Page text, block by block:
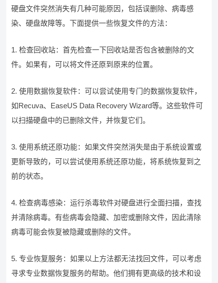
硬盘文件突然消失有几种可能原因，包括误删除、病毒感
染、硬盘故障等。下面提供一些恢复文件的方法：
1. 检查回收站：首先检查一下回收站是否包含被删除的文
件。如果有，可以将文件还原到原来的位置。
2. 使用数据恢复软件：可以尝试使用专门的数据恢复软件，
如Recuva、EaseUS Data Recovery Wizard等。这些软件可
以扫描硬盘中的已删除文件，并恢复它们。
3. 使用系统还原功能：如果文件突然消失是由于系统设置或
更新导致的，可以尝试使用系统还原功能，将系统恢复到之
前的状态。
4. 检查病毒感染：运行杀毒软件对硬盘进行全面扫描，查找
并清除病毒。有些病毒会隐藏、加密或删除文件，因此清除
病毒可能会恢复被隐藏或删除的文件。
5. 专业恢复服务：如果以上方法都无法找回文件，可以考虑
寻求专业数据恢复服务的帮助。他们拥有更高级的技术和设